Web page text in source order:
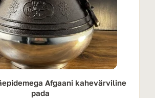
Afgaani kahevärviline
pada